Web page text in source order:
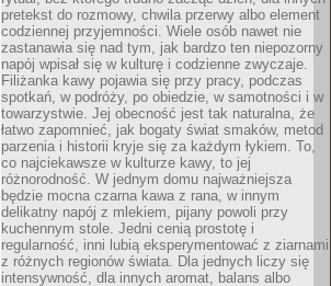
pretekst do rozmowy, chwila przerwy albo element
codziennej przyjemności. Wiele osób nawet nie
zastanawia się nad tym, jak bardzo ten niepozorny
napój wpisał się w kulturę i codzienne zwyczaje.
Filiżanka kawy pojawia się przy pracy, podczas
spotkań, w podróży, po obiedzie, w samotności i w
towarzystwie. Jej obecność jest tak naturalna, że
łatwo zapomnieć, jak bogaty świat smaków, metod
parzenia i historii kryje się za każdym łykiem. To,
co najciekawsze w kulturze kawy, to jej
różnorodność. W jednym domu najważniejsza
będzie mocna czarna kawa z rana, w innym
delikatny napój z mlekiem, pijany powoli przy
kuchennym stole. Jedni cenią prostotę i
regularność, inni lubią eksperymentować z ziarnami
z różnych regionów świata. Dla jednych liczy się
intensywność, dla innych aromat, balans albo